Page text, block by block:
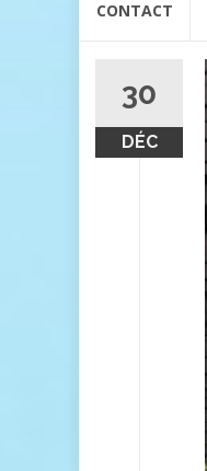
CONTACT
30
DÉC